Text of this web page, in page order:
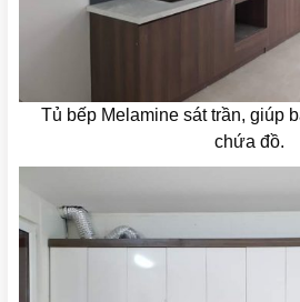
Tủ bếp Melamine sát trần, giúp
chứa đồ.